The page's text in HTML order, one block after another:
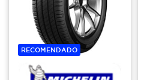
RECOMENDADO